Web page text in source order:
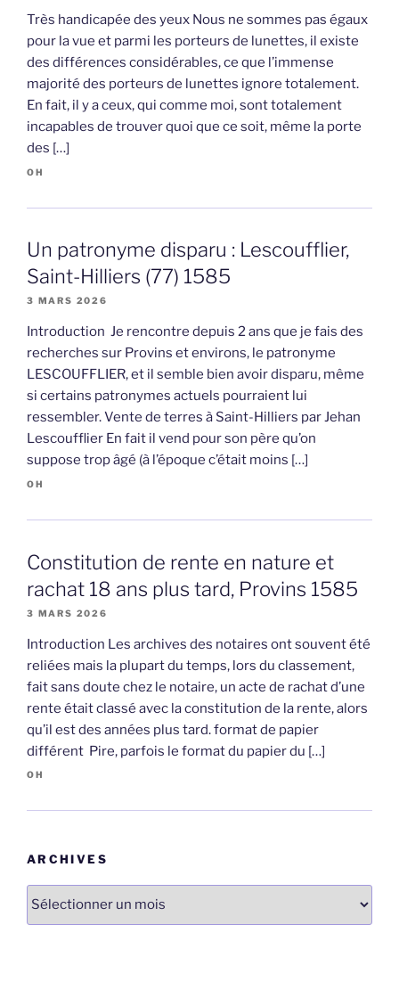
Très handicapée des yeux Nous ne sommes pas égaux
pour la vue et parmi les porteurs de lunettes, il existe
des différences considérables, ce que l’immense
majorité des porteurs de lunettes ignore totalement.
En fait, il y a ceux, qui comme moi, sont totalement
incapables de trouver quoi que ce soit, même la porte
des […]
OH
Un patronyme disparu : Lescoufflier,
Saint-Hilliers (77) 1585
3 MARS 2026
Introduction Je rencontre depuis 2 ans que je fais des
recherches sur Provins et environs, le patronyme
LESCOUFFLIER, et il semble bien avoir disparu, même
si certains patronymes actuels pourraient lui
ressembler. Vente de terres à Saint-Hilliers par Jehan
Lescoufflier En fait il vend pour son père qu’on
suppose trop âgé (à l’époque c’était moins […]
OH
Constitution de rente en nature et
rachat 18 ans plus tard, Provins 1585
3 MARS 2026
Introduction Les archives des notaires ont souvent été
reliées mais la plupart du temps, lors du classement,
fait sans doute chez le notaire, un acte de rachat d’une
rente était classé avec la constitution de la rente, alors
qu’il est des années plus tard. format de papier
différent Pire, parfois le format du papier du […]
OH
ARCHIVES
Archives